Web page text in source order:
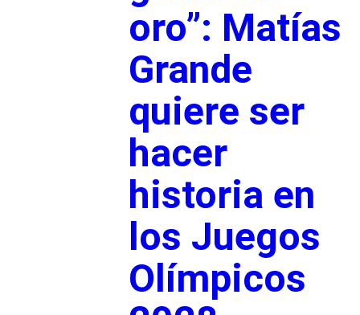
oro”: Matías
Grande
quiere ser
hacer
historia en
los Juegos
Olímpicos